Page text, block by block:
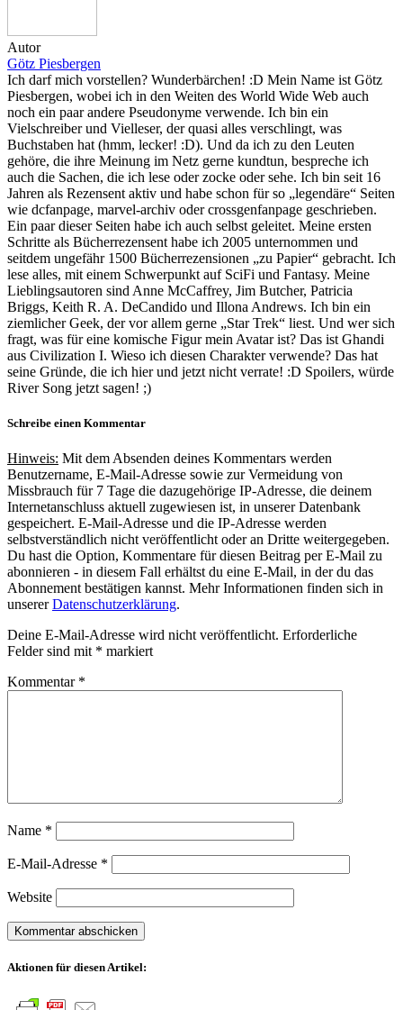
Autor
Götz Piesbergen
Ich darf mich vorstellen? Wunderbärchen! :D Mein Name ist Götz
Piesbergen, wobei ich in den Weiten des World Wide Web auch
noch ein paar andere Pseudonyme verwende. Ich bin ein
Vielschreiber und Vielleser, der quasi alles verschlingt, was
Buchstaben hat (hmm, lecker! :D). Und da ich zu den Leuten
gehöre, die ihre Meinung im Netz gerne kundtun, bespreche ich
auch die Sachen, die ich lese oder zocke oder sehe. Ich bin seit 16
Jahren als Rezensent aktiv und habe schon für so „legendäre“ Seiten
wie dcfanpage, marvel-archiv oder crossgenfanpage geschrieben.
Ein paar dieser Seiten habe ich auch selbst geleitet. Meine ersten
Schritte als Bücherrezensent habe ich 2005 unternommen und
seitdem ungefähr 1500 Bücherrezensionen „zu Papier“ gebracht. Ich
lese alles, mit einem Schwerpunkt auf SciFi und Fantasy. Meine
Lieblingsautoren sind Anne McCaffrey, Jim Butcher, Patricia
Briggs, Keith R. A. DeCandido und Illona Andrews. Ich bin ein
ziemlicher Geek, der vor allem gerne „Star Trek“ liest. Und wer sich
fragt, was für eine komische Figur mein Avatar ist? Das ist Ghandi
aus Civilization I. Wieso ich diesen Charakter verwende? Das hat
seine Gründe, die ich hier und jetzt nicht verrate! :D Spoilers, würde
River Song jetzt sagen! ;)
Schreibe einen Kommentar
Hinweis: Mit dem Absenden deines Kommentars werden
Benutzername, E-Mail-Adresse sowie zur Vermeidung von
Missbrauch für 7 Tage die dazugehörige IP-Adresse, die deinem
Internetanschluss aktuell zugewiesen ist, in unserer Datenbank
gespeichert. E-Mail-Adresse und die IP-Adresse werden
selbstverständlich nicht veröffentlicht oder an Dritte weitergegeben.
Du hast die Option, Kommentare für diesen Beitrag per E-Mail zu
abonnieren - in diesem Fall erhältst du eine E-Mail, in der du das
Abonnement bestätigen kannst. Mehr Informationen finden sich in
unsererDatenschutzerklärung.
Deine E-Mail-Adresse wird nicht veröffentlicht. Erforderliche
Felder sind mit * markiert
Kommentar *
Name *
E-Mail-Adresse *
Website
Aktionen für diesen Artikel: